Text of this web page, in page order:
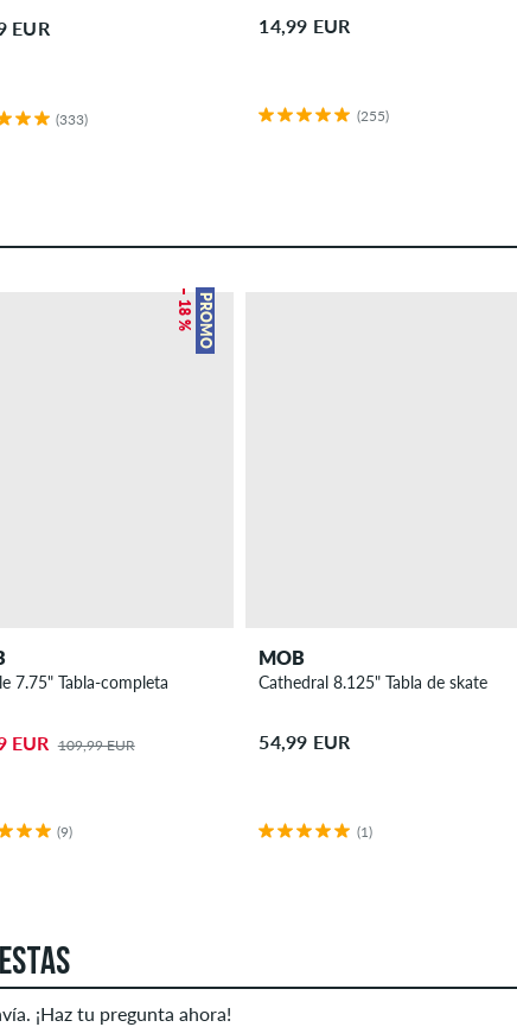
EUR
(333)
14,99 EUR
(255)
PROMO
– 18 %
7.75" Tabla-completa
EUR 109,99 EUR
(9)
MOB
Cathedral 8.125" Tabla de skate
54,99 EUR
(1)
¡Haz tu pregunta ahora!